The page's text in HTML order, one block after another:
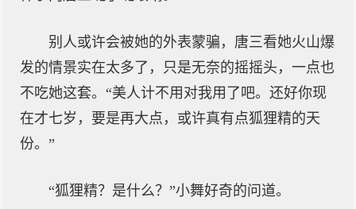
别人或许会被她的外表蒙骗，唐三看她火山爆
发的情景实在太多了，只是无奈的摇摇头，一点也
不吃她这套。“美人计不用对我用了吧。还好你现
在才七岁，要是再大点，或许真有点狐狸精的天
份。”
“狐狸精？是什么？”小舞好奇的问道。